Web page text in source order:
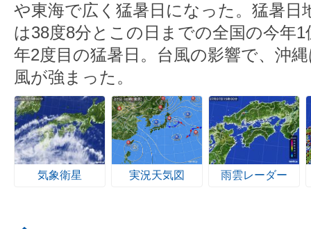
や東海で広く猛暑日になった。猛暑日
は38度8分とこの日までの全国の今年
年2度目の猛暑日。台風の影響で、沖
風が強まった。
気象衛星 実況天気図 雨雲レーダー